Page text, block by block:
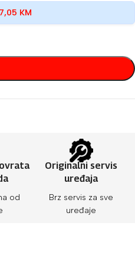
7,05 KM
od
Originalni servis
uređaja
Brz servis za sve
uređaje